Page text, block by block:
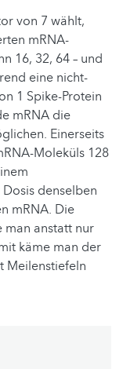
von 7 wählt,
mRNA-
16, 32, 64 – und
eine nicht-
1 Spike-Protein
mRNA die
Einerseits
Moleküls 128
denselben
mRNA. Die
anstatt nur
käme man der
Meilenstiefeln